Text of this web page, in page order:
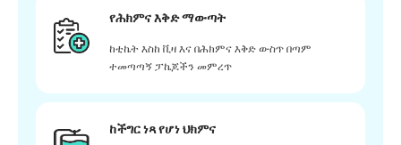
የሕክምና እቅድ ማውጣት
ከቲኬት እስከ ቪዛ እና በሕክምና እቅድ ውስጥ በጣም
ተመጣጣኝ ፓኬጆችን መምረጥ
ከችግር ነጻ የሆነ ህክምና